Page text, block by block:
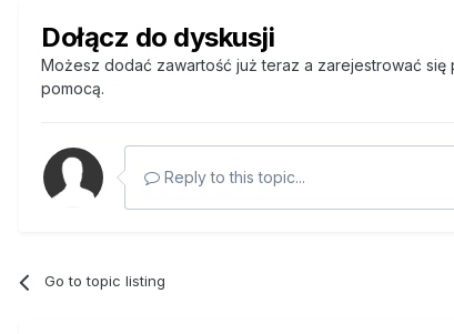
Dołącz do dyskusji
Możesz dodać zawartość już teraz a zarejestrować się
pomocą.
Reply to this topic...
Go to topic listing